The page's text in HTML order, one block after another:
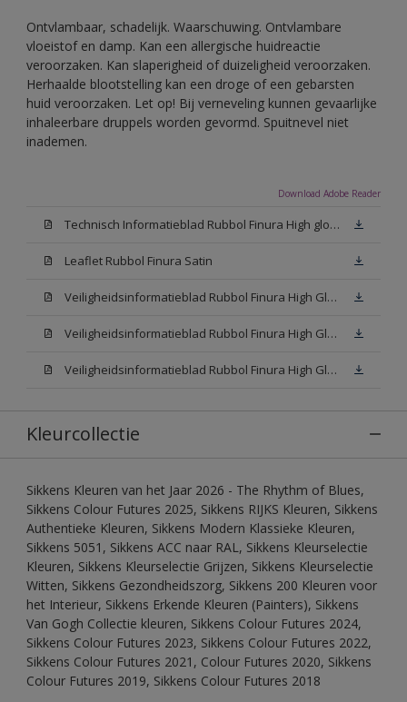
Ontvlambaar, schadelijk. Waarschuwing. Ontvlambare
vloeistof en damp. Kan een allergische huidreactie
veroorzaken. Kan slaperigheid of duizeligheid veroorzaken.
Herhaalde blootstelling kan een droge of een gebarsten
huid veroorzaken. Let op! Bij verneveling kunnen gevaarlijke
inhaleerbare druppels worden gevormd. Spuitnevel niet
inademen.
Download Adobe Reader
Technisch Informatieblad Rubbol Finura High gloss (PDF)
Leaflet Rubbol Finura Satin
Veiligheidsinformatieblad Rubbol Finura High Gloss W05 (MSDS)
Veiligheidsinformatieblad Rubbol Finura High Gloss White (MSDS)
Veiligheidsinformatieblad Rubbol Finura High Gloss N00 (MSDS)
Kleurcollectie
Sikkens Kleuren van het Jaar 2026 - The Rhythm of Blues,
Sikkens Colour Futures 2025, Sikkens RIJKS Kleuren, Sikkens
Authentieke Kleuren, Sikkens Modern Klassieke Kleuren,
Sikkens 5051, Sikkens ACC naar RAL, Sikkens Kleurselectie
Kleuren, Sikkens Kleurselectie Grijzen, Sikkens Kleurselectie
Witten, Sikkens Gezondheidszorg, Sikkens 200 Kleuren voor
het Interieur, Sikkens Erkende Kleuren (Painters), Sikkens
Van Gogh Collectie kleuren, Sikkens Colour Futures 2024,
Sikkens Colour Futures 2023, Sikkens Colour Futures 2022,
Sikkens Colour Futures 2021, Colour Futures 2020, Sikkens
Colour Futures 2019, Sikkens Colour Futures 2018